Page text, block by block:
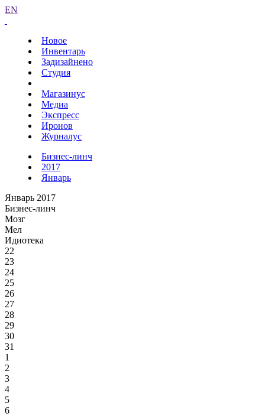
EN
Новое
Инвентарь
Задизайнено
Студия
Магазинус
Медиа
Экспресс
Иронов
Журналус
Бизнес-линч
2017
Январь
Январь 2017
Бизнес-линч
Мозг
Мел
Идиотека
22
23
24
25
26
27
28
29
30
31
1
2
3
4
5
6